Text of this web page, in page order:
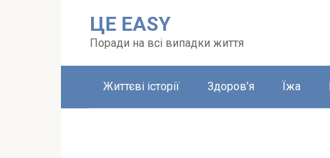
ЦЕ EASY
Поради на всі випадки життя
Життєві історії Здоров’я Їжа